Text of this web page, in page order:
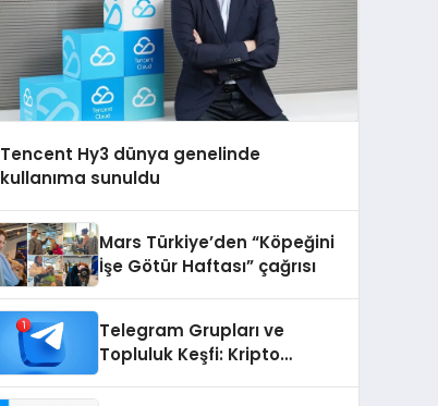
Tencent Hy3 dünya genelinde
kullanıma sunuldu
Mars Türkiye’den “Köpeğini
İşe Götür Haftası” çağrısı
Telegram Grupları ve
Topluluk Keşfi: Kripto